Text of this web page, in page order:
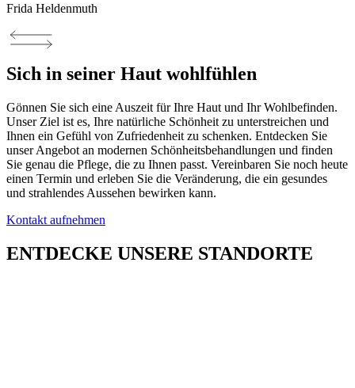
Frida Heldenmuth
Sich in seiner Haut wohlfühlen
Gönnen Sie sich eine Auszeit für Ihre Haut und Ihr Wohlbefinden.
Unser Ziel ist es, Ihre natürliche Schönheit zu unterstreichen und
Ihnen ein Gefühl von Zufriedenheit zu schenken. Entdecken Sie
unser Angebot an modernen Schönheitsbehandlungen und finden
Sie genau die Pflege, die zu Ihnen passt. Vereinbaren Sie noch heute
einen Termin und erleben Sie die Veränderung, die ein gesundes
und strahlendes Aussehen bewirken kann.
Kontakt aufnehmen
ENTDECKE UNSERE STANDORTE